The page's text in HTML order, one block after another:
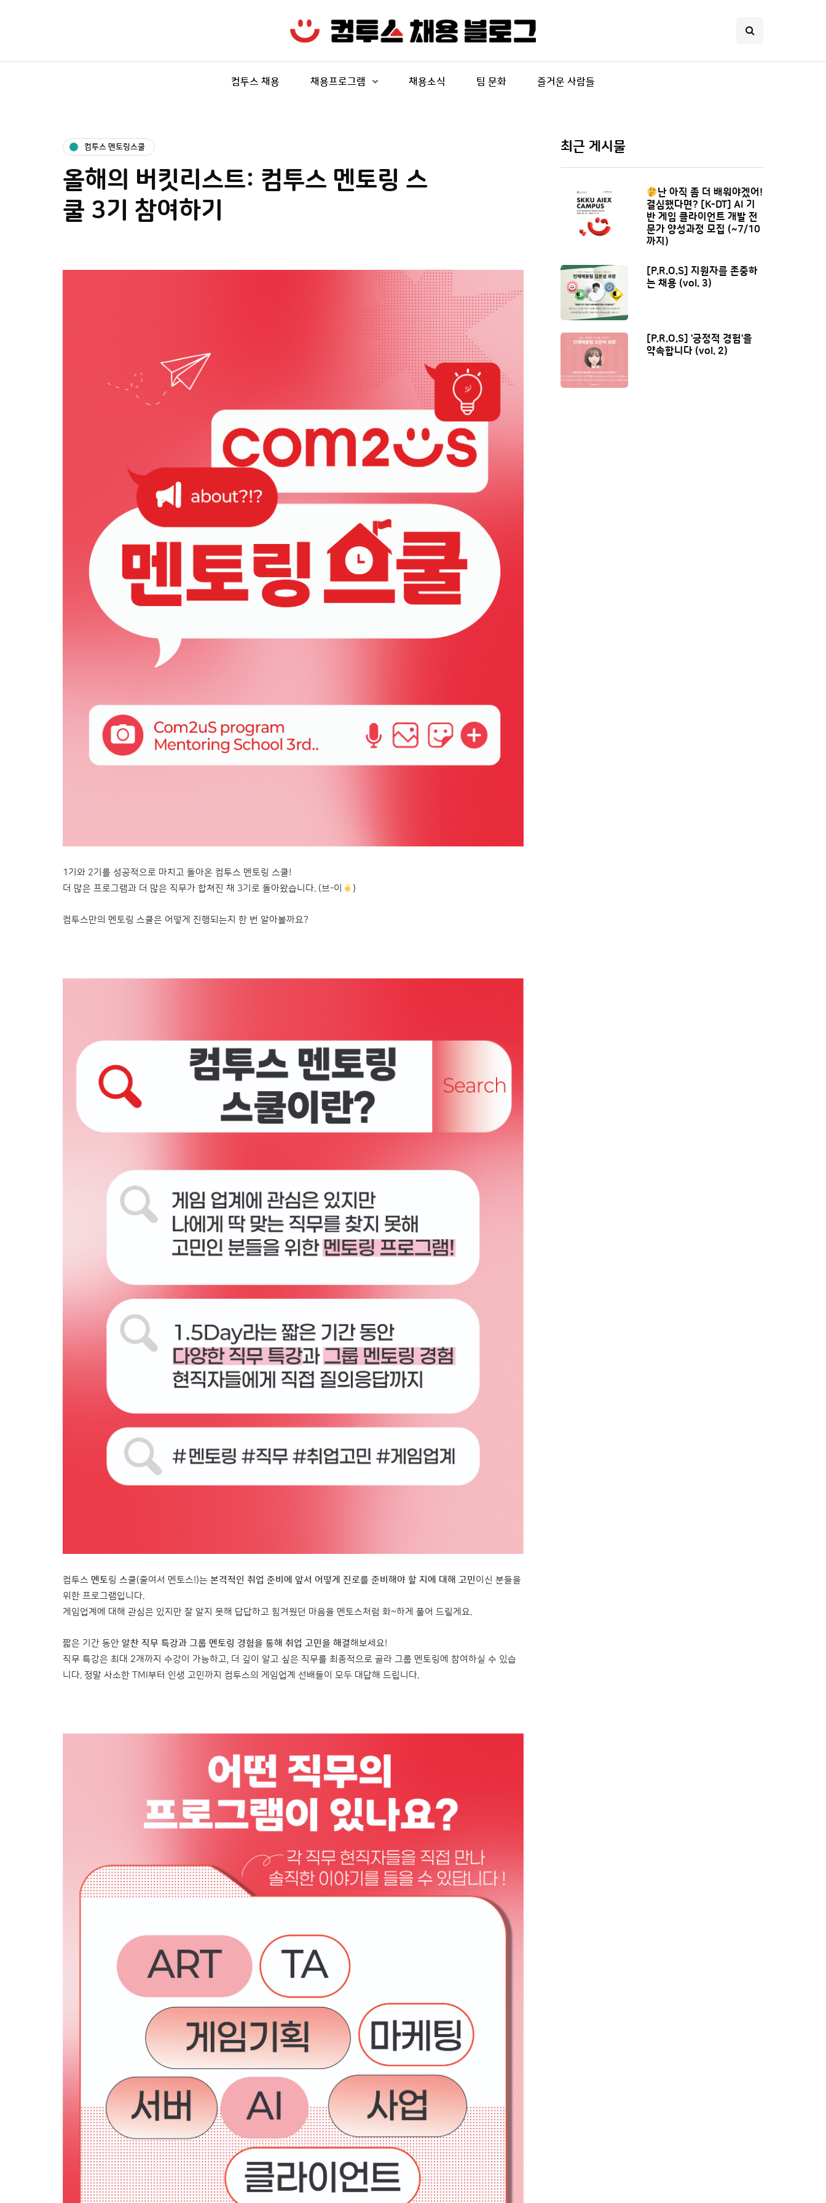
컴투스 채용 채용프로그램 채용소식 팀 문화 즐거운 사람들
컴투스 멘토링스쿨
올해의 버킷리스트: 컴투스 멘토링 스
쿨 3기 참여하기
1기와 2기를 성공적으로 마치고 돌아온 컴투스 멘토링 스쿨!
더 많은 프로그램과 더 많은 직무가 합쳐진 채 3기로 돌아왔습니다. (브-이
)
컴투스만의 멘토링 스쿨은 어떻게 진행되는지 한 번 알아볼까요?
컴투스 멘토링 스쿨(줄여서 멘토스!)는 본격적인 취업 준비에 앞서 어떻게 진로를 준비해야 할 지에 대해 고민이신 분들을
위한 프로그램입니다.
게임업계에 대해 관심은 있지만 잘 알지 못해 답답하고 힘겨웠던 마음을 멘토스처럼 화~하게 풀어 드릴게요.
짧은 기간 동안 알찬 직무 특강과 그룹 멘토링 경험을 통해 취업 고민을 해결해보세요!
직무 특강은 최대 2개까지 수강이 가능하고, 더 깊이 알고 싶은 직무를 최종적으로 골라 그룹 멘토링에 참여하실 수 있습
니다. 정말 사소한 TMI부터 인생 고민까지 컴투스의 게임업계 선배들이 모두 대답해 드립니다.
최근 게시물
난 아직 좀 더 배워야겠어!
결심했다면? [K-DT] AI 기
반 게임 클라이언트 개발 전
문가 양성과정 모집 (~7/10
까지)
[P.R.O.S] 지원자를 존중하
는 채용 (vol. 3)
[P.R.O.S] '긍정적 경험'을
약속합니다 (vol. 2)